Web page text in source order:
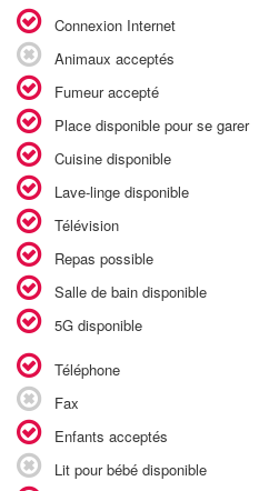
Connexion Internet
Animaux acceptés
Fumeur accepté
Place disponible pour se garer
Cuisine disponible
Lave-linge disponible
Télévision
Repas possible
Salle de bain disponible
5G disponible
Téléphone
Fax
Enfants acceptés
Lit pour bébé disponible